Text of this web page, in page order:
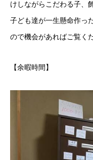
けしながらこだわる子、
子ども達が一生懸命作っ
ので機会があればご覧く
【余暇時間】